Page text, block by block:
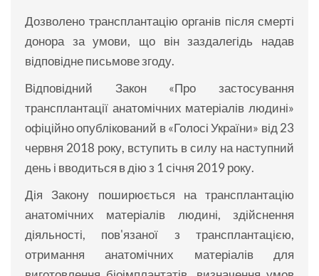
Дозволено трансплантацію органів після смерті
донора за умови, що він заздалегідь надав
відповідне письмове згоду.
Відповідний Закон «Про застосування
трансплантації анатомічних матеріалів людині»
офіційно опублікований в «Голосі України» від 23
червня 2018 року, вступить в силу на наступний
день і вводиться в дію з 1 січня 2019 року.
Дія Закону поширюється на трансплантацію
анатомічних матеріалів людині, здійснення
діяльності, пов'язаної з трансплантацією,
отримання анатомічних матеріалів для